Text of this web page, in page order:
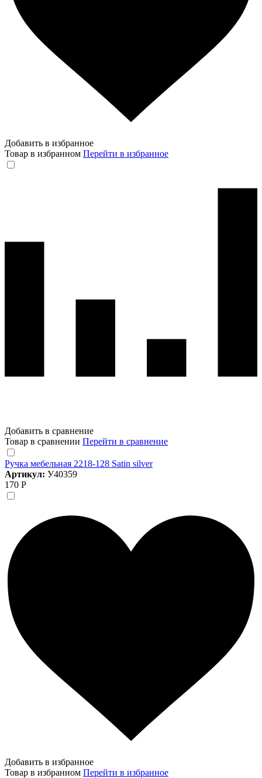
Добавить в избранное
Товар в избранном Перейти в избранное
Добавить в сравнение
Товар в сравнении Перейти в сравнение
Ручка мебельная 2218-128 Satin silver
Артикул: У40359
170 Р
Добавить в избранное
Товар в избранном Перейти в избранное